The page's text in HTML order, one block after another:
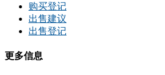
购买登记
出售建议
出售登记
更多信息